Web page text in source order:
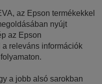
az Epson termékekkel
nyújt
az Epson
releváns információk
a jobb alsó sarokban